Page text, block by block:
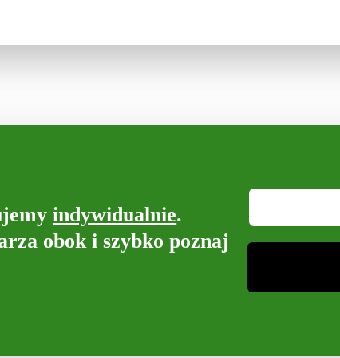
indywidualnie.
obok i szybko poznaj